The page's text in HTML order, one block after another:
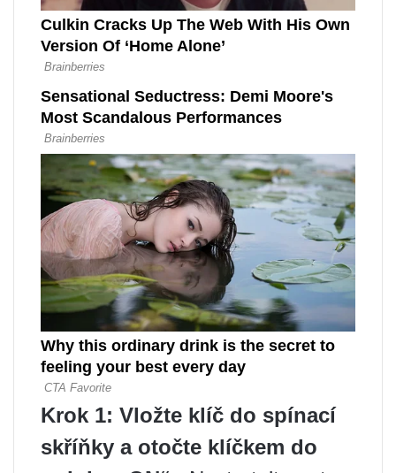
Krok 1: Vložte klíč do spínací
skříňky a otočte klíčkem do